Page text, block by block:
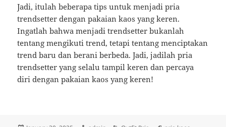
Jadi, itulah beberapa tips untuk menjadi pria
trendsetter dengan pakaian kaos yang keren.
Ingatlah bahwa menjadi trendsetter bukanlah
tentang mengikuti trend, tetapi tentang menciptakan
trend baru dan berani berbeda. Jadi, jadilah pria
trendsetter yang selalu tampil keren dan percaya
diri dengan pakaian kaos yang keren!